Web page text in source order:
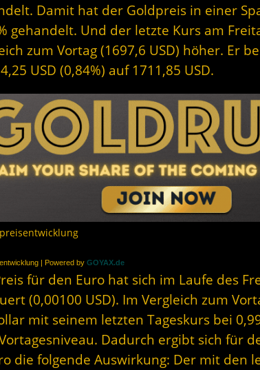
Damit hat der Goldpreis in einer
gehandelt. Und der letzte Kurs am
zum Vortag (1697,6 USD) höher. Er
USD (0,84%) auf 1711,85 USD.
| Powered by GOYAX.de
für den Euro hat sich im Laufe des
(0,00100 USD). Im Vergleich zum
mit seinem letzten Tageskurs bei
Dadurch ergibt sich für
die folgende Auswirkung: Der mit den